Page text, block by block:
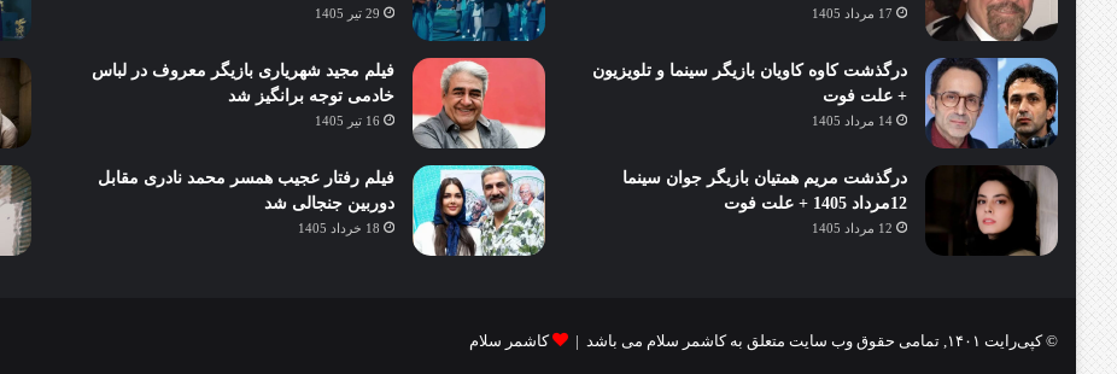
17 مرداد 1405
درگذشت کاوه کاویان بازیگر سینما و تلویزیون
+ علت فوت
14 مرداد 1405
درگذشت مریم همتیان بازیگر جوان سینما
12مرداد 1405 + علت فوت
12 مرداد 1405
29 تیر 1405
فیلم مجید شهریاری بازیگر معروف در لباس
خادمی توجه برانگیز شد
16 تیر 1405
فیلم رفتار عجیب همسر محمد نادری مقابل
دوربین جنجالی شد
18 خرداد 1405
© کپی‌رایت ۱۴۰۱, تمامی حقوق وب سایت متعلق به کاشمر سلام می باشد | کاشمر سلام